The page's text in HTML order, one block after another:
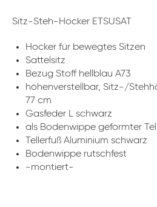
Sitz-Steh-Hocker ETSUSAT
Hocker für bewegtes Sitzen
Sattelsitz
Bezug Stoff hellblau A73
höhenverstellbar, Sitz-/
77 cm
Gasfeder L schwarz
als Bodenwippe geformter
Tellerfuß Aluminium schwarz
Bodenwippe rutschfest
-montiert-